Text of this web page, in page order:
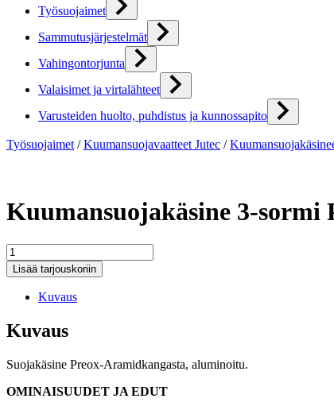
Työsuojaimet
Sammutusjärjestelmät
Vahingontorjunta
Valaisimet ja virtalähteet
Varusteiden huolto, puhdistus ja kunnossapito
Työsuojaimet /Kuumansuojavaatteet Jutec /
Kuumansuojakäsine 3-sormi
Kuumansuojakäsine
3-
sormi
Preox-
Aramid,
aluminoitu
|
määrä
Lisää tarjouskoriin
Kuvaus
Kuvaus
Suojakäsine Preox-Aramidkangasta, aluminoitu.
OMINAISUUDET JA EDUT